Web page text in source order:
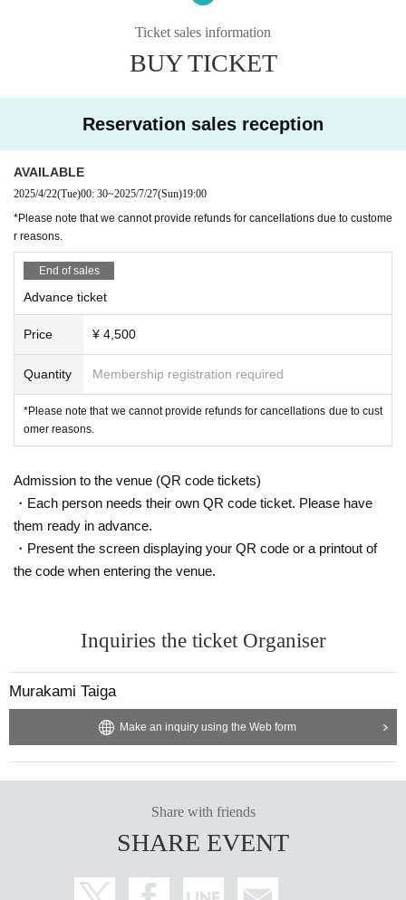
音楽活動をしたいと思い、再始動しました。
Tiktokではレトロゲーム配信もよくやってます。
過去にZepp東京でのライブに参加。某大手レーベルのオーディションの最終
Ticket sales information
BUY TICKET
Reservation sales reception
AVAILABLE
2025/4/22(Tue)00: 30~2025/7/27(Sun)19:00
*Please note that we cannot provide refunds for cancellations due to custome
r reasons.
End of sales
Advance ticket
Price ¥ 4,500
Quantity Membership registration required
*Please note that we cannot provide refunds for cancellations due to cust
omer reasons.
Admission to the venue (QR code tickets)
・Each person needs their own QR code ticket. Please have
them ready in advance.
・Present the screen displaying your QR code or a printout of
the code when entering the venue.
Inquiries the ticket Organiser
Murakami Taiga
Make an inquiry using the Web form
Share with friends
SHARE EVENT